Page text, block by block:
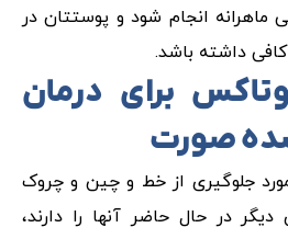
انجام شود و پوستتان در
داشته باشد.
برای درمان
صورت
جلوگیری از خط و چین و چروک
در حال حاضر آنها را دارند،